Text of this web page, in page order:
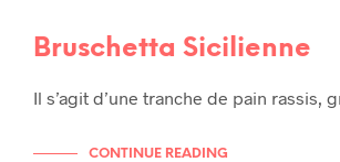
Bruschetta Sicilienne
Il s’agit d’une tranche de pain rassis,
CONTINUE READING